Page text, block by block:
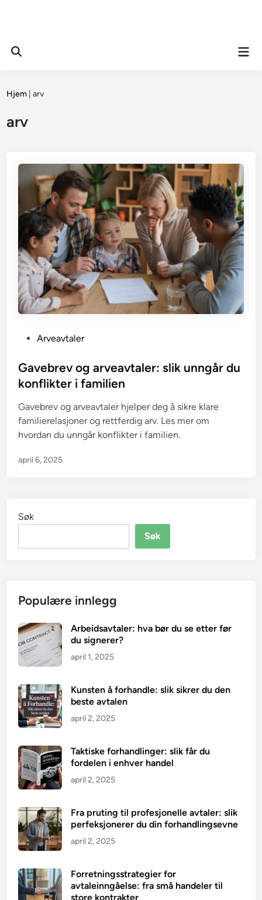
Open
Hjem |arv
arv
s
t
d
i
n
Arveavtaler
Gavebrev og arveavtaler: slik unngår du
konflikter i familien
Gavebrev og arveavtaler hjelper deg å sikre klare
familierelasjoner og rettferdig arv. Les mer om
hvordan du unngår konflikter i familien.
april 6, 2025
Søk
Søk
Populære innlegg
Arbeidsavtaler: hva bør du se etter før
du signerer?
april 1, 2025
Kunsten å forhandle: slik sikrer du den
beste avtalen
april 2, 2025
Taktiske forhandlinger: slik får du
fordelen i enhver handel
april 2, 2025
Fra pruting til profesjonelle avtaler: slik
perfeksjonerer du din forhandlingsevne
april 2, 2025
Forretningsstrategier for
avtaleinngåelse: fra små handeler til
store kontrakter